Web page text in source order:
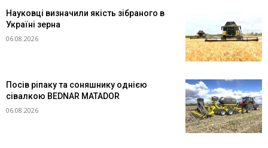
Науковці визначили якість зібраного в
Україні зерна
06.08.2026
Посів ріпаку та соняшнику однією
сівалкою BEDNAR MATADOR
06.08.2026